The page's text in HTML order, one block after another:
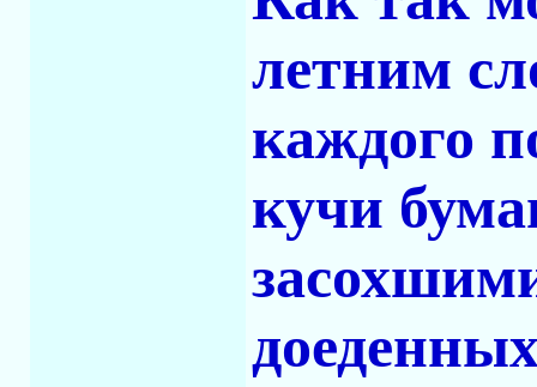
летним
каждого
кучи